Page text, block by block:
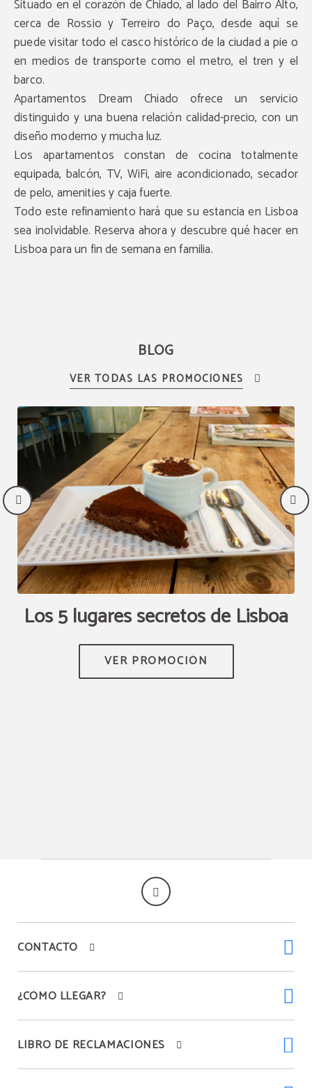
Situado en el corazón de Chiado, al lado del Bairro Alto,
cerca de Rossio y Terreiro do Paço, desde aquí se
puede visitar todo el casco histórico de la ciudad a pie o
en medios de transporte como el metro, el tren y el
barco.
Apartamentos Dream Chiado ofrece un servicio
distinguido y una buena relación calidad-precio, con un
diseño moderno y mucha luz.
Los apartamentos constan de cocina totalmente
equipada, balcón, TV, WiFi, aire acondicionado, secador
de pelo, amenities y caja fuerte.
Todo este refinamiento hará que su estancia en Lisboa
sea inolvidable. Reserva ahora y descubre qué hacer en
Lisboa para un fin de semana en familia.
BLOG
Los 5 lugares secretos de Lisboa
CONTACTO
¿CÓMO LLEGAR?
LIBRO DE RECLAMACIONES